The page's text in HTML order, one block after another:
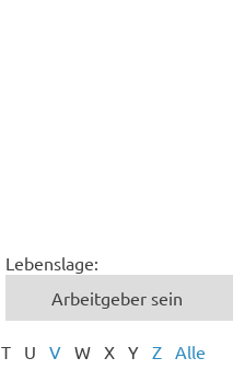
Lebenslage:
T U V W X Y Z Alle